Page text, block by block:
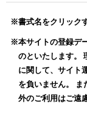
※書式名をクリック
※本サイトの登録デ
のといたします。
に関して、サイト
を負いません。 ま
外のご利用はご遠